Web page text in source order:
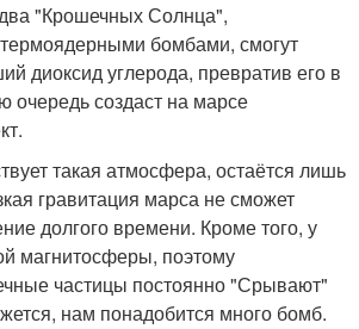
"Крошечных Солнца",
бомбами, смогут
диоксид углерода, превратив его в
очередь создаст на марсе
такая атмосфера, остаётся лишь
гравитация марса не сможет
долгого времени. Кроме того, у
магнитосферы, поэтому
частицы постоянно "Срывают"
нам понадобится много бомб.